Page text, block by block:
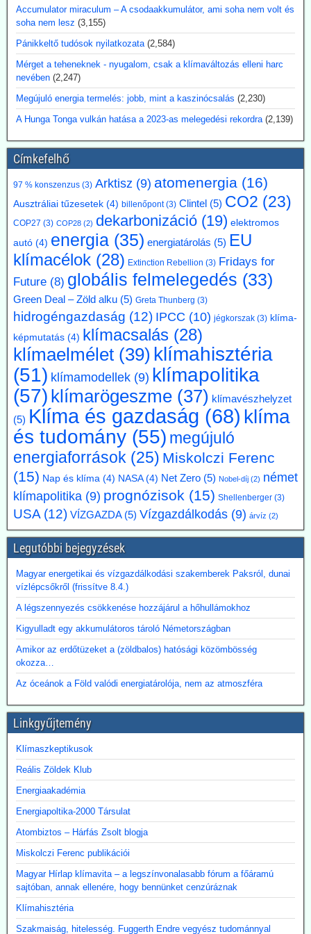
2026.07.17. Blackout News: Argentína
magánbefektetői finanszírozással kíván
atomerőművet létesíteni
Argentína az Atucha-i atomerőmű-telepen egy új, körülbelül 300
megawatt teljesítményű atomreaktort kíván építeni. A projektet
teljes egészében magánforrásokból finanszírozzák, és a beruházás
összege várhatóan eléri az 1,2 milliárd amerikai dollárt. Luis Caputo
fejlesztőjével, a Meitner Energy vállalattal közösen. A vállalat az
ACR-300 nevű argentin reaktortervet kívánja elsőként kereskedelmi
célokra megvalósítani.
Kommentárunk: Ezek szerint Argentínáról nemcsak pénzügy
válságok említése során hallhatunk, hanem nukleáris technológiánál
is. A 300 MW Paks II teljesítményének kb. egyhetede.
2026.07.17. Blackout News: A német RWE
vezérigazgatója a német - az uniós vállalásoknál
5 évvel előbbre hozott - klímacélok eltörlését kéri
Markus Krebber, az RWE vezérigazgatója azt követeli, hogy
hosszabbítsák meg a német klímacélok elérése határidejét, és a
klímasemlegességet 2045-ről 2050-re halasszák el. Úgy véli, hogy a
korábbi, az EU 2050-es célévétől eltérő német „különút” gazdasági
szempontból káros és klímapolitikai szempontból hatástalan.
Vassiliadis, szakszervezeti vezetője támogatja a kezdeményezést,
mivel a magas energiaköltségek, a gyenge konjunktúra és a rövid
beruházási határidők elsősorban az energiaintenzív vállalkozásokat
terhelik. A törvényes cél azonban továbbra is érvényben marad,
amíg a Bundestag nem módosítja az éghajlatvédelmi törvényt.
Kommentárunk: Az öt év halasztás kb. annyit jelent, mint
fuldoklónak a szalmaszál. És evvel a két idézett vezető is tisztában
van.
2026.07.17. Műszaki Magazin: A BME kutatói
segítenek kideríteni, hogyan lehetne Budapestre
vinni a paksi hőt
Az atomerőmű hulladékhőjének a fővárosi távfűtésben történő
hasznosítása gazdasági és környezetvédelmi szempontból is
ígéretes elképzelés.
A főváros távhőrendszerét üzemeltető Budapesti Közművek (BKM)
több hónapig tartó tárgyalások után megbízási szerződést kötött a
BME-vel egy döntést megalapozó tanulmány közös elkészítésére a
Paksi Atomerőmű hőjének a fővárosi távfűtési rendszerbe való
eljuttatása lehetőségéről.
Accumulator miraculum – A csodaakkumulátor, ami soha nem volt és
soha nem lesz (3,155)
Pánikkeltő tudósok nyilatkozata (2,584)
Mérget a teheneknek - nyugalom, csak a klímaváltozás elleni harc
nevében (2,247)
Megújuló energia termelés: jobb, mint a kaszinócsalás (2,230)
A Hunga Tonga vulkán hatása a 2023-as melegedési rekordra (2,139)
Címkefelhő
97 % konszenzus (3) Arktisz (9) atomenergia (16)
Ausztráliai tűzesetek (4) billenőpont(3) Clintel (5) CO2 (23)
COP27 (3) COP28 (2) dekarbonizáció (19) elektromos
autó (4) energia (35) energiatárolás (5) EU
klímacélok (28) Extinction Rebellion (3) Fridays for
Future (8) globális felmelegedés (33)
Green Deal – Zöld alku (5) Greta Thunberg (3)
hidrogéngazdaság (12) IPCC (10) jégkorszak (3) klíma-
képmutatás (4) klímacsalás (28)
klímaelmélet (39) klímahisztéria
(51) klímamodellek (9) klímapolitika
(57) klímarögeszme (37) klímavészhelyzet
(5) Klíma és gazdaság (68) klíma
és tudomány (55) megújuló
energiaforrások (25) Miskolczi Ferenc
(15) Nap és klíma (4) NASA(4) Net Zero (5) Nobel-díj (2) német
klímapolitika (9) prognózisok (15) Shellenberger (3)
USA (12) VÍZGAZDA(5) Vízgazdálkodás (9) árvíz (2)
Legutóbbi bejegyzések
Magyar energetikai és vízgazdálkodási szakemberek Paksról, dunai
vízlépcsőkről (frissítve 8.4.)
A légszennyezés csökkenése hozzájárul a hőhullámokhoz
Kigyulladt egy akkumulátoros tároló Németországban
Amikor az erdőtüzeket a (zöldbalos) hatósági közömbösség
okozza…
Az óceánok a Föld valódi energiatárolója, nem az atmoszféra
Linkgyűjtemény
Klímaszkeptikusok
Reális Zöldek Klub
Energiaakadémia
Energiapoltika-2000 Társulat
Atombiztos – Hárfás Zsolt blogja
Miskolczi Ferenc publikációi
Magyar Hírlap klímavita – a legszínvonalasabb fórum a főáramú
sajtóban, annak ellenére, hogy bennünket cenzúráznak
Klímahisztéria
Szakmaiság, hitelesség. Fuggerth Endre vegyész tudománnyal